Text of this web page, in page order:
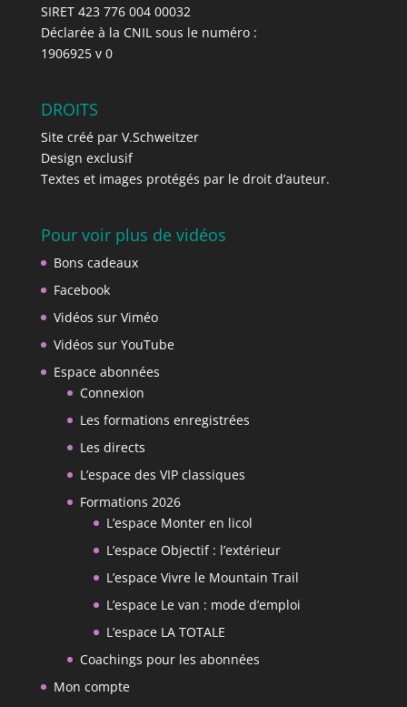
SIRET 423 776 004 00032
Déclarée à la CNIL sous le numéro :
1906925 v 0
DROITS
Site créé par V.Schweitzer
Design exclusif
Textes et images protégés par le droit d’auteur.
Pour voir plus de vidéos
Bons cadeaux
Facebook
Vidéos sur Viméo
Vidéos sur YouTube
Espace abonnées
Connexion
Les formations enregistrées
Les directs
L’espace des VIP classiques
Formations 2026
L’espace Monter en licol
L’espace Objectif : l’extérieur
L’espace Vivre le Mountain Trail
L’espace Le van : mode d’emploi
L’espace LA TOTALE
Coachings pour les abonnées
Mon compte